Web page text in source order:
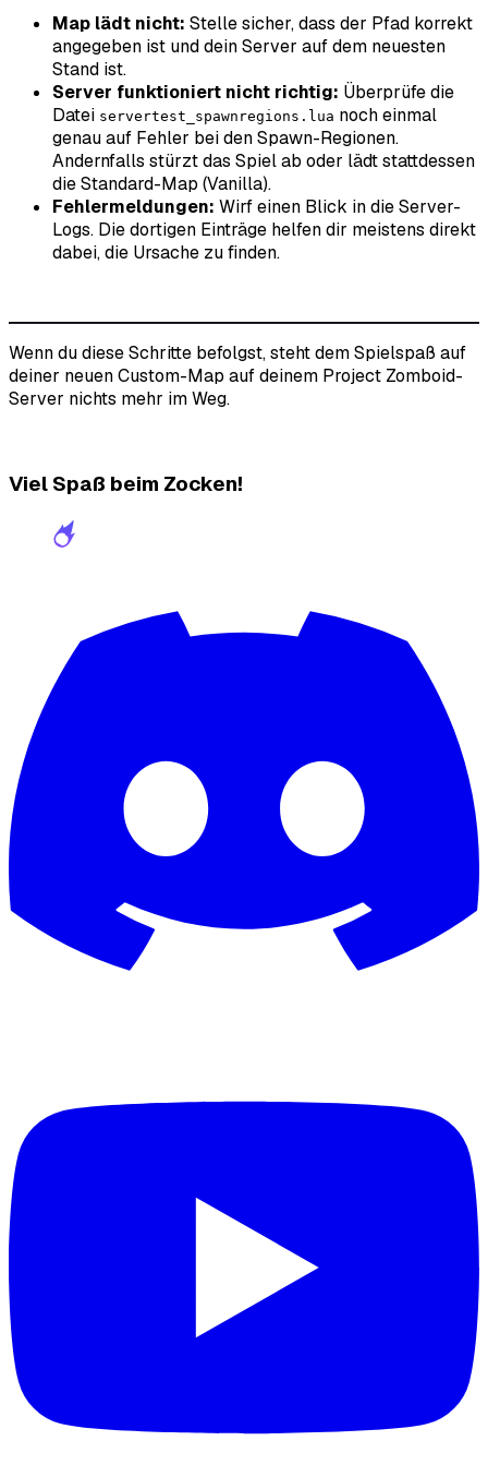
Map lädt nicht: Stelle sicher, dass der Pfad korrekt
angegeben ist und dein Server auf dem neuesten
Stand ist.
Server funktioniert nicht richtig: Überprüfe die
Datei servertest_spawnregions.lua noch einmal
genau auf Fehler bei den Spawn-Regionen.
Andernfalls stürzt das Spiel ab oder lädt stattdessen
die Standard-Map (Vanilla).
Fehlermeldungen: Wirf einen Blick in die Server-
Logs. Die dortigen Einträge helfen dir meistens direkt
dabei, die Ursache zu finden.
Wenn du diese Schritte befolgst, steht dem Spielspaß auf
deiner neuen Custom-Map auf deinem Project Zomboid-
Server nichts mehr im Weg.
Viel Spaß beim Zocken!